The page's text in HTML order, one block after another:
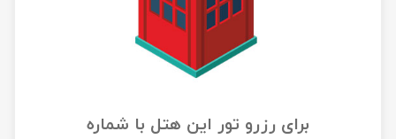
برای رزرو تور این هتل با شمارهتور مرداب هسل